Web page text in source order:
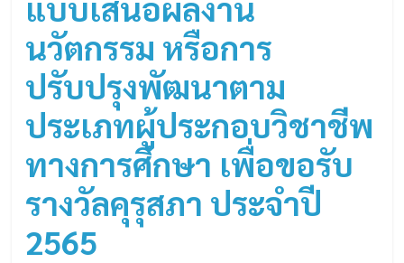
นวัตกรรม หรือการ
ปรับปรุงพัฒนาตาม
ประเภทผู้ประกอบวิชาชีพ
ทางการศึกษา เพื่อขอรับ
รางวัลคุรุสภา ประจำปี
2565